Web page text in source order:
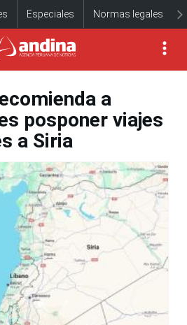
Especiales Normas legales
a
posponer viajes
a Siria